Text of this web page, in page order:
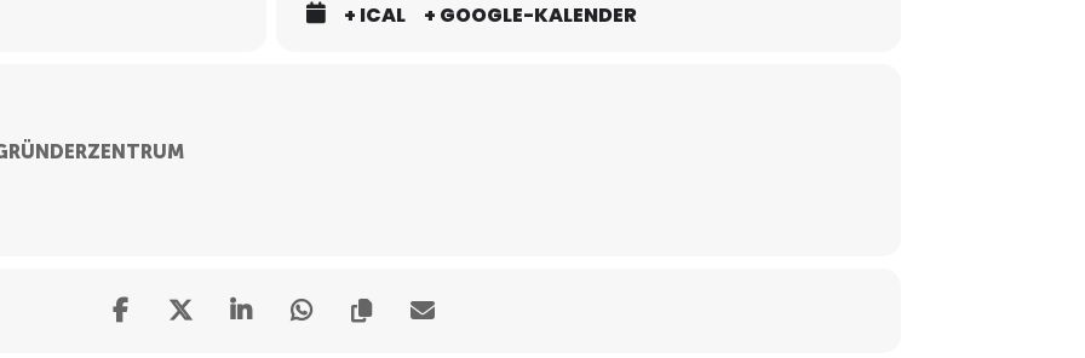
+ ICAL + GOOGLE-KALENDER